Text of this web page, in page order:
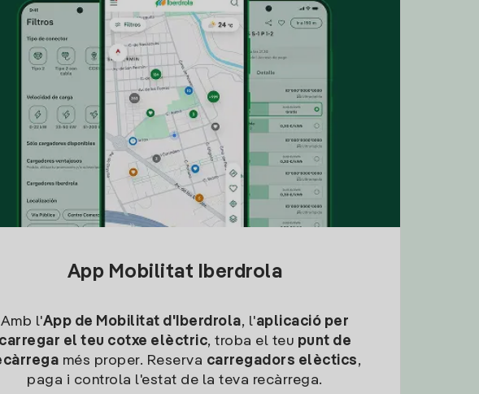
App Mobilitat Iberdrola
Amb l'App de Mobilitat d'Iberdrola, l'aplicació per
carregar el teu cotxe elèctric, troba el teu punt de
més proper. Reserva carregadors elèctics,
paga i controla l'estat de la teva recàrrega.